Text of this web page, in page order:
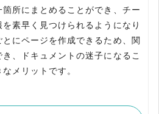
所にまとめることができ、チー
素早く見つけられるようになり
にページを作成できるため、関
、ドキュメントの迷子になるこ
メリットです。